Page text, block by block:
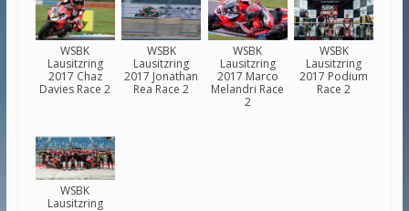
WSBK
Lausitzring
2017 Chaz
Davies Race 2
WSBK
Lausitzring
2017 Jonathan
Rea Race 2
WSBK
Lausitzring
2017 Marco
Melandri Race
2
WSBK
Lausitzring
2017 Podium
Race 2
WSBK
Lausitzring